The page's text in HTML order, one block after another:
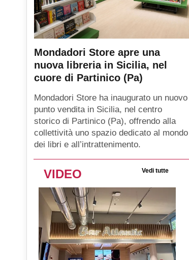
Mondadori Store apre una
nuova libreria in Sicilia, nel
cuore di Partinico (Pa)
Mondadori Store ha inaugurato un nuovo
punto vendita in Sicilia, nel centro
storico di Partinico (Pa), offrendo alla
collettività uno spazio dedicato al mondo
dei libri e all’intrattenimento.
VIDEO Vedi tutte